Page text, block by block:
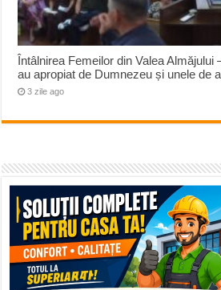
Întâlnirea Femeilor din Valea Almăjului
au apropiat de Dumnezeu și unele de
3 zile ago